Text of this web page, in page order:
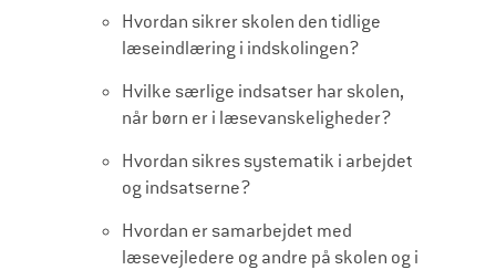
Hvordan sikrer skolen den tidlige
læseindlæring i indskolingen?
Hvilke særlige indsatser har skolen,
når børn er i læsevanskeligheder?
Hvordan sikres systematik i arbejdet
og indsatserne?
Hvordan er samarbejdet med
læsevejledere og andre på skolen og i